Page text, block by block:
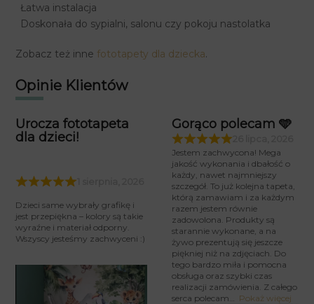
Łatwa instalacja
Doskonała do sypialni, salonu czy pokoju nastolatka
Zobacz też inne fototapety dla dziecka.
Opinie Klientów
Urocza fototapeta
dla dzieci!
Dzieci same wybrały grafikę i
jest przepiękna – kolory są takie
wyraźne i materiał odporny.
Wszyscy jesteśmy zachwyceni :)
Gorąco polecam 🩵
Jestem zachwycona! Mega
jakość wykonania i dbałość o
każdy, nawet najmniejszy
szczegół. To już kolejna tapeta,
którą zamawiam i za każdym
razem jestem równie
zadowolona. Produkty są
starannie wykonane, a na
żywo prezentują się jeszcze
piękniej niż na zdjęciach. Do
tego bardzo miła i pomocna
obsługa oraz szybki czas
realizacji zamówienia. Z całego
serca polecam
Pokaż więcej